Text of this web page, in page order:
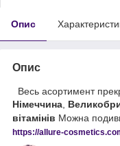
Опис
Опис
Весь асортимент
Німеччина
вітамінів Можна
https://allure-cosmetics.